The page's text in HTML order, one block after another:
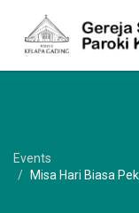
Events
Misa Hari Biasa